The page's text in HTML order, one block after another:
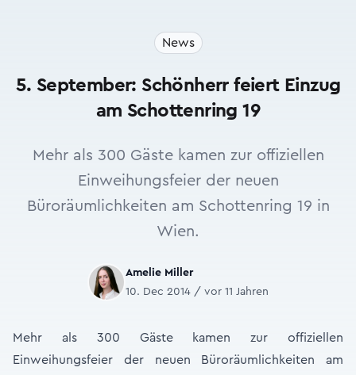
News
5. September: Schönherr feiert Einzug
am Schottenring 19
Mehr als 300 Gäste kamen zur offiziellen
Einweihungsfeier der neuen
Büroräumlichkeiten am Schottenring 19 in
Wien.
Amelie Miller
10. Dec 2014 / vor 11 Jahren
Mehr als 300 Gäste kamen zur offiziellen
Einweihungsfeier der neuen Büroräumlichkeiten am